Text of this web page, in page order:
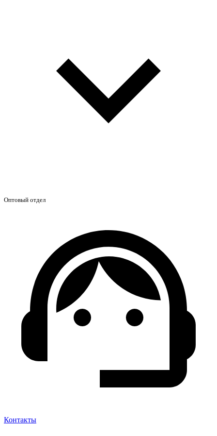
Оптовый отдел
Контакты